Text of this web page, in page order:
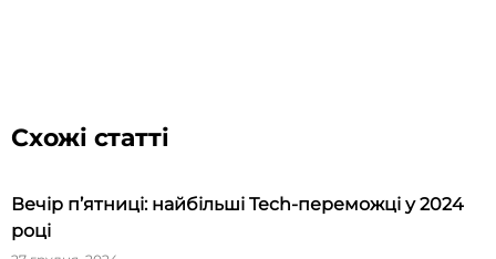
Схожі статті
Вечір п’ятниці: найбільші Tech-переможці у 2024
році